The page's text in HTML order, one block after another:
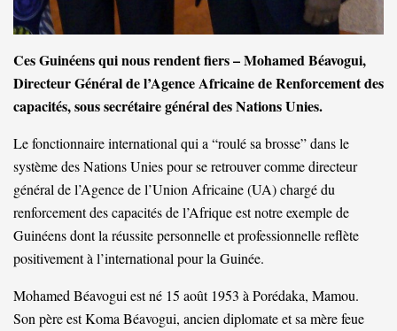
Ces Guinéens qui nous rendent fiers – Mohamed Béavogui,
Directeur Général de l’Agence Africaine de Renforcement des
capacités, sous secrétaire général des Nations Unies.
Le fonctionnaire international qui a “roulé sa brosse” dans le
système des Nations Unies pour se retrouver comme directeur
général de l’Agence de l’Union Africaine (UA) chargé du
renforcement des capacités de l’Afrique est notre exemple de
Guinéens dont la réussite personnelle et professionnelle reflète
positivement à l’international pour la Guinée.
Mohamed Béavogui est né 15 août 1953 à Porédaka, Mamou.
Son père est Koma Béavogui, ancien diplomate et sa mère feue